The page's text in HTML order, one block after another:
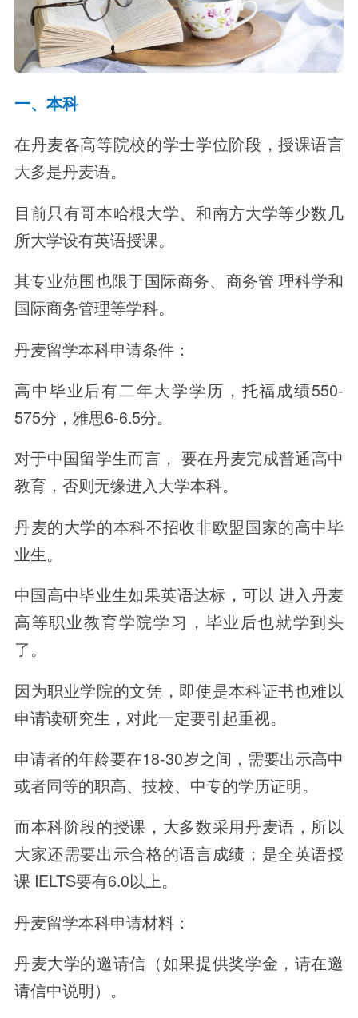
一、本科
在丹麦各高等院校的学士学位阶段，授课语言
大多是丹麦语。
目前只有哥本哈根大学、和南方大学等少数几
所大学设有英语授课。
其专业范围也限于国际商务、商务管 理科学和
国际商务管理等学科。
丹麦留学本科申请条件：
高中毕业后有二年大学学历，托福成绩550-
575分，雅思6-6.5分。
对于中国留学生而言， 要在丹麦完成普通高中
教育，否则无缘进入大学本科。
丹麦的大学的本科不招收非欧盟国家的高中毕
业生。
中国高中毕业生如果英语达标，可以 进入丹麦
高等职业教育学院学习，毕业后也就学到头
了。
因为职业学院的文凭，即使是本科证书也难以
申请读研究生，对此一定要引起重视。
申请者的年龄要在18-30岁之间，需要出示高中
或者同等的职高、技校、中专的学历证明。
而本科阶段的授课，大多数采用丹麦语，所以
大家还需要出示合格的语言成绩；是全英语授
课 IELTS要有6.0以上。
丹麦留学本科申请材料：
丹麦大学的邀请信（如果提供奖学金，请在邀
请信中说明）。